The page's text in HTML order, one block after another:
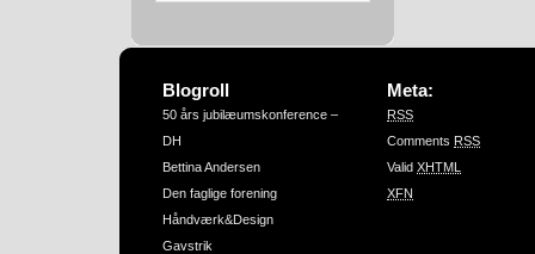
Blogroll
50 års jubilæumskonference –
DH
Bettina Andersen
Den faglige forening
Håndværk&Design
Gavstrik
Meta:
RSS
Comments RSS
Valid XHTML
XFN